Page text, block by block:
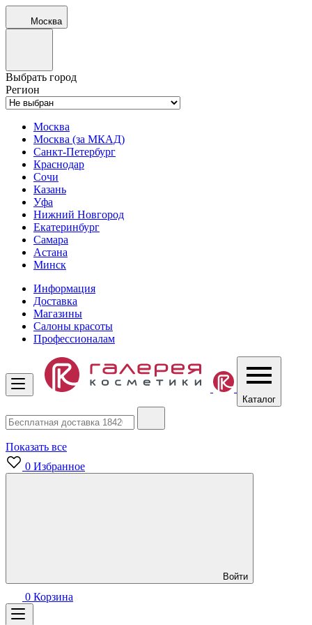
Москва
Выбрать город
Регион
Москва
Москва (за МКАД)
Санкт-Петербург
Краснодар
Сочи
Казань
Уфа
Нижний Новгород
Екатеринбург
Самара
Астана
Минск
Информация
Доставка
Магазины
Салоны красоты
Профессионалам
Каталог
Показать все
0 Избранное
Войти
0 Корзина